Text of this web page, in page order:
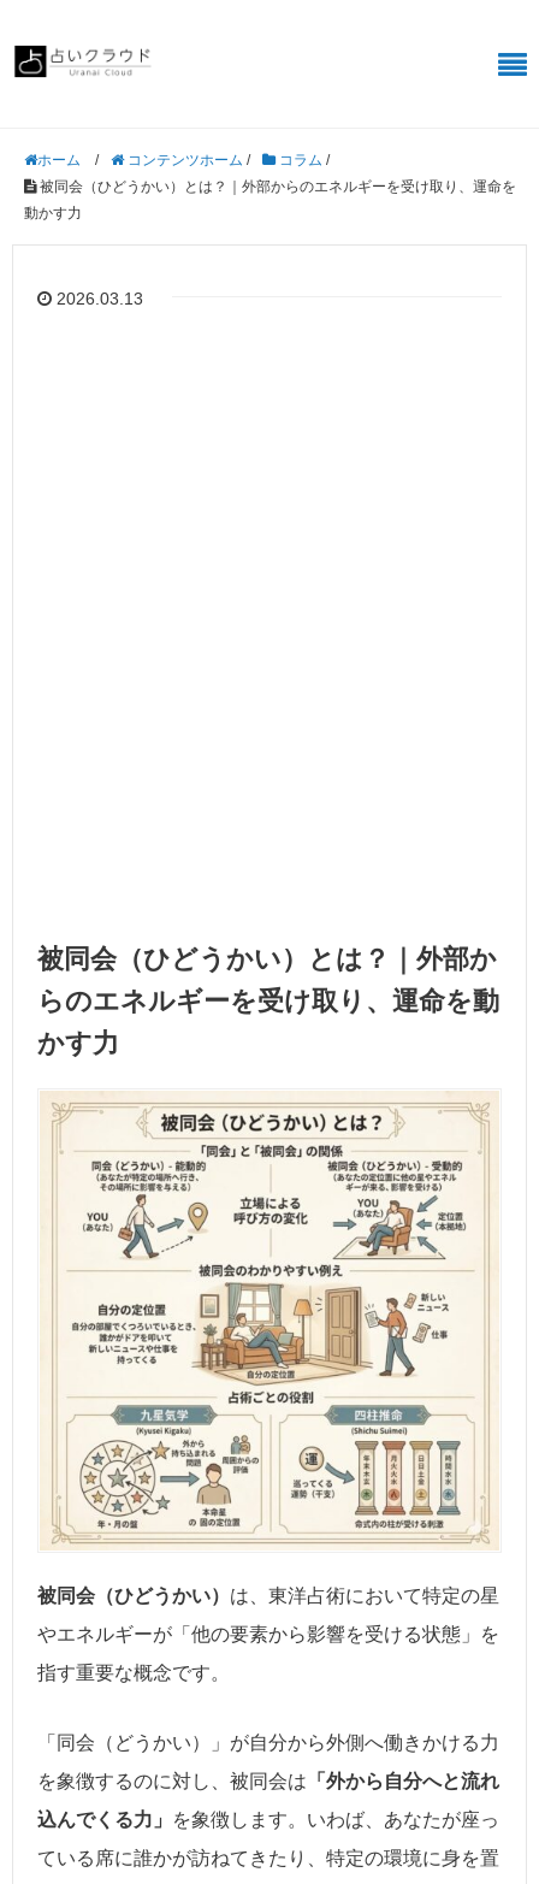
ホーム / コンテンツホーム / コラム /
被同会（ひどうかい）とは？｜外部からのエネルギーを受け取り、運命を
動かす力
2026.03.13
被同会（ひどうかい）とは？｜外部か
らのエネルギーを受け取り、運命を動
かす力
被同会（ひどうかい） は、東洋占術において特定の星
やエネルギーが「他の要素から影響を受ける状態」を
指す重要な概念です。
「同会（どうかい）」が自分から外側へ働きかける力
を象徴するのに対し、被同会は 「外から自分へと流れ
込んでくる力」
を象徴します。いわば、あなたが座っ
ている席に誰かが訪ねてきたり、特定の環境に身を置